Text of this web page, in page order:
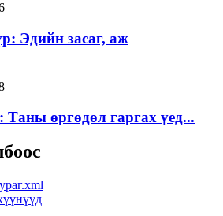
Эдийн засаг, аж
Таны өргөдөл гаргах үед...